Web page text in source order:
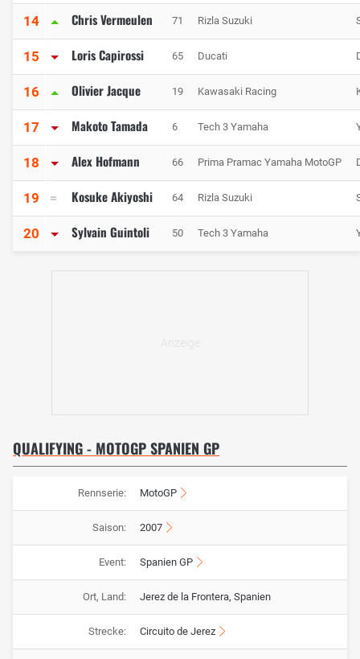
14 Chris Vermeulen 71 Rizla Suzuki
15 Loris Capirossi 65 Ducati
16 Olivier Jacque 19 Kawasaki Racing
17 Makoto Tamada 6 Tech 3 Yamaha
18 Alex Hofmann 66 Prima Pramac Yamaha MotoGP
19 Kosuke Akiyoshi 64 Rizla Suzuki
20 Sylvain Guintoli 50 Tech 3 Yamaha
QUALIFYING - MOTOGP SPANIEN GP
Rennserie: MotoGP
Saison: 2007
Event: Spanien GP
Ort, Land: Jerez de la Frontera, Spanien
Strecke: Circuito de Jerez